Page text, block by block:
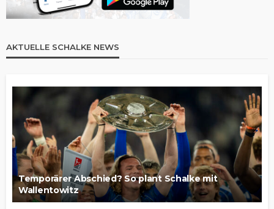
AKTUELLE SCHALKE NEWS
Temporärer Abschied? So plant Schalke mit
Wallentowitz